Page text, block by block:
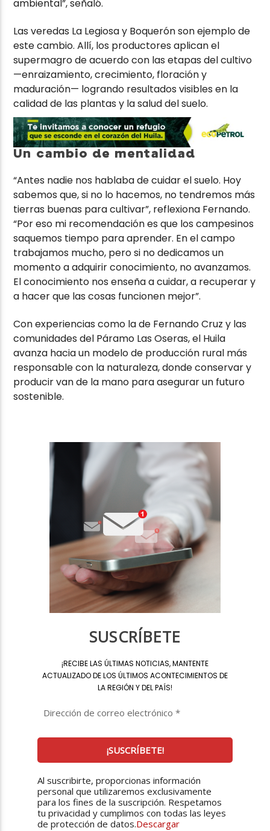
ambiental”, señaló.
Las veredas La Legiosa y Boquerón son ejemplo de
este cambio. Allí, los productores aplican el
supermagro de acuerdo con las etapas del cultivo
—enraizamiento, crecimiento, floración y
maduración— logrando resultados visibles en la
calidad de las plantas y la salud del suelo.
Un cambio de mentalidad
“Antes nadie nos hablaba de cuidar el suelo. Hoy
sabemos que, si no lo hacemos, no tendremos más
tierras buenas para cultivar”, reflexiona Fernando.
“Por eso mi recomendación es que los campesinos
saquemos tiempo para aprender. En el campo
trabajamos mucho, pero si no dedicamos un
momento a adquirir conocimiento, no avanzamos.
El conocimiento nos enseña a cuidar, a recuperar y
a hacer que las cosas funcionen mejor”.
Con experiencias como la de Fernando Cruz y las
comunidades del Páramo Las Oseras, el Huila
avanza hacia un modelo de producción rural más
responsable con la naturaleza, donde conservar y
producir van de la mano para asegurar un futuro
sostenible.
SUSCRÍBETE
¡RECIBE LAS ÚLTIMAS NOTICIAS, MANTENTE
ACTUALIZADO DE LOS ÚLTIMOS ACONTECIMIENTOS DE
LA REGIÓN Y DEL PAÍS!
Al suscribirte, proporcionas información
personal que utilizaremos exclusivamente
para los fines de la suscripción. Respetamos
tu privacidad y cumplimos con todas las leyes
de protección de datos.Descargar